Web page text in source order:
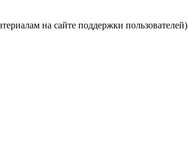
на сайте поддержки пользователей)